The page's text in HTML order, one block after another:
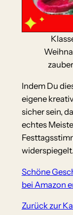
Indem Du
eigene
sicher sein,
echtes
widerspiegelt.
Schöne
bei Amazon
Zurück zur